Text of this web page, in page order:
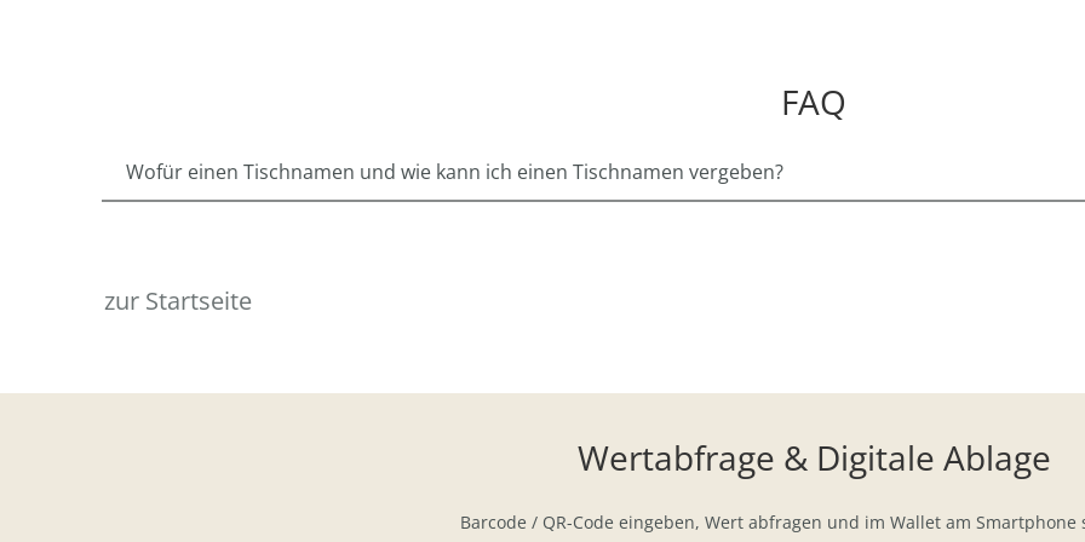
FAQ
Wofür einen Tischnamen und wie kann ich einen Tischnamen vergeben?
zur Startseite
Wertabfrage & Digitale Ablage
Barcode / QR-Code eingeben, Wert abfragen und im Wallet am Smartphone